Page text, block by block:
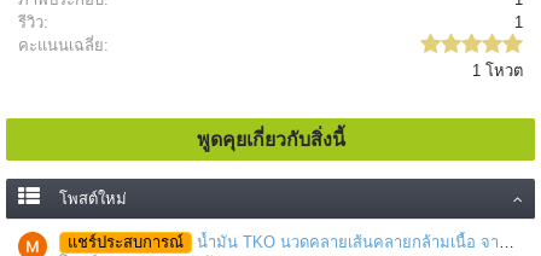
รีวิว:
1
คะแนนเฉลี่ย:
1 โหวต
พูดคุยเกี่ยวกับสิ่งนี้
โพสต์ใหม่
แชร์ประสบการณ์
น้ำมัน TKO นวดคลายเส้นคลายกล้ามเนื้อ จากภาวะตึงหรือเคล็ด บาดเจ็บ ได้อย่างฉับพลัน